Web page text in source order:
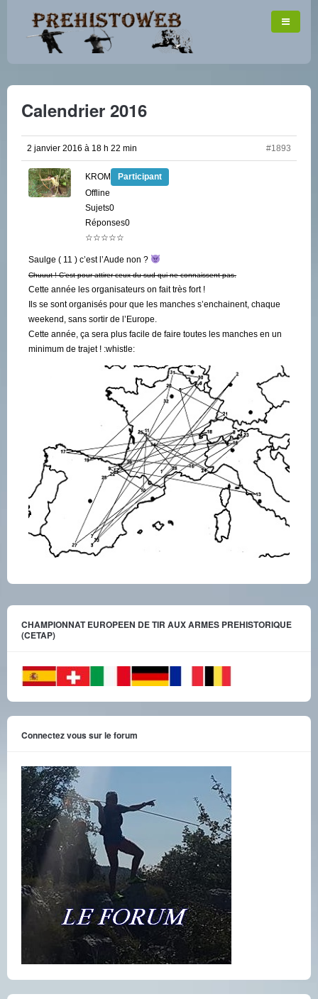
Calendrier 2016
2 janvier 2016 à 18 h 22 min #1893
KROM
Participant
Offline
Sujets0
Réponses0
☆☆☆☆☆
Saulge ( 11 ) c’est l’Aude non ?
Chuuut ! C’est pour attirer ceux du sud qui ne connaissent pas.
Cette année les organisateurs on fait très fort !
Ils se sont organisés pour que les manches s’enchainent, chaque
weekend, sans sortir de l’Europe.
Cette année, ça sera plus facile de faire toutes les manches en un
minimum de trajet ! :whistle:
CHAMPIONNAT EUROPEEN DE TIR AUX ARMES PREHISTORIQUE
(CETAP)
Connectez vous sur le forum